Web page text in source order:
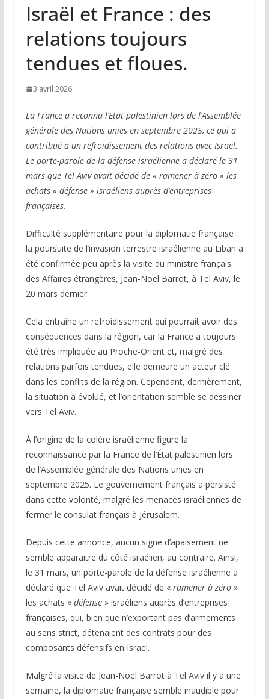
Israël et France : des
relations toujours
tendues et floues.
3 avril 2026
La France a reconnu l’Etat palestinien lors de l’Assemblée
générale des Nations unies en septembre 2025, ce qui a
contribué à un refroidissement des relations avec Israël.
Le porte-parole de la défense israélienne a déclaré le 31
mars que Tel Aviv avait décidé de « ramener à zéro » les
achats « défense » israéliens auprès d’entreprises
françaises.
Difficulté supplémentaire pour la diplomatie française :
la poursuite de l’invasion terrestre israélienne au Liban a
été confirmée peu après la visite du ministre français
des Affaires étrangères, Jean-Noël Barrot, à Tel Aviv, le
20 mars dernier.
Cela entraîne un refroidissement qui pourrait avoir des
conséquences dans la région, car la France a toujours
été très impliquée au Proche-Orient et, malgré des
relations parfois tendues, elle demeure un acteur clé
dans les conflits de la région. Cependant, dernièrement,
la situation a évolué, et l’orientation semble se dessiner
vers Tel Aviv.
À l’origine de la colère israélienne figure la
reconnaissance par la France de l’État palestinien lors
de l’Assemblée générale des Nations unies en
septembre 2025. Le gouvernement français a persisté
dans cette volonté, malgré les menaces israéliennes de
fermer le consulat français à Jérusalem.
Depuis cette annonce, aucun signe d’apaisement ne
semble apparaitre du côté israélien, au contraire. Ainsi,
le 31 mars, un porte-parole de la défense israélienne a
déclaré que Tel Aviv avait décidé de « ramener à zéro»
les achats « défense» israéliens auprès d’entreprises
françaises, qui, bien que n’exportant pas d’armements
au sens strict, détenaient des contrats pour des
composants défensifs en Israël.
Malgré la visite de Jean-Noël Barrot à Tel Aviv il y a une
semaine, la diplomatie française semble inaudible pour